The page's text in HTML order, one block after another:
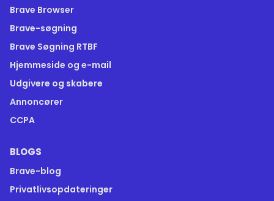
Brave Browser
Brave-søgning
Brave Søgning RTBF
Hjemmeside og e-mail
Udgivere og skabere
Annoncører
CCPA
BLOGS
Brave-blog
Privatlivsopdateringer